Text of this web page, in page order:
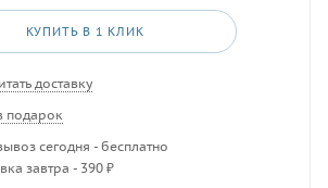
КУПИТЬ В 1 КЛИК
доставку
подарок
сегодня - бесплатно
завтра - 390 ₽